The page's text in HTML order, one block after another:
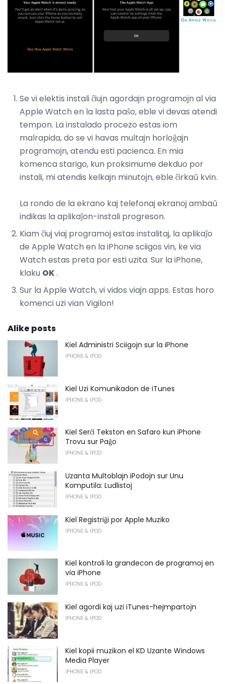
Se vi elektis instali ĉiujn agordajn programojn al via
Apple Watch en la lasta paŝo, eble vi devas atendi
tempon. La instalado procezo estas iom
malrapida, do se vi havas multajn horloĝajn
programojn, atendu esti pacienca. En mia
komenca starigo, kun proksimume dekduo por
instali, mi atendis kelkajn minutojn, eble ĉirkaŭ kvin.
La rondo de la ekrano kaj telefonaj ekranoj ambaŭ
indikas la aplikaĵon-instali progreson.
Kiam ĉiuj viaj programoj estas instalitaj, la aplikaĵo
de Apple Watch en la iPhone sciigos vin, ke via
Watch estas preta por esti uzita. Sur la iPhone,
klaku OK.
Sur la Apple Watch, vi vidos viajn apps. Estas horo
komenci uzi vian Vigilon!
Alike posts
Kiel Administri Sciigojn sur la iPhone
IPHONE & IPOD
Kiel Uzi Komunikadon de iTunes
IPHONE & IPOD
Kiel Serĉi Tekston en Safaro kun iPhone
Trovu sur Paĝo
IPHONE & IPOD
Uzanta Multoblajn iPodojn sur Unu
Komputila: Ludlistoj
IPHONE & IPOD
Kiel Registriĝi por Apple Muziko
IPHONE & IPOD
Kiel kontroli la grandecon de programoj en
via iPhone
IPHONE & IPOD
Kiel agordi kaj uzi iTunes-hejmpartojn
IPHONE & IPOD
Kiel kopii muzikon el KD Uzante Windows
Media Player
IPHONE & IPOD